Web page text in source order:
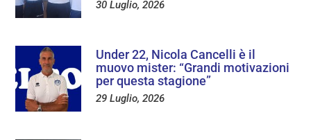
30 Luglio, 2026
Under 22, Nicola Cancelli è il
muovo mister: “Grandi motivazioni
per questa stagione”
29 Luglio, 2026